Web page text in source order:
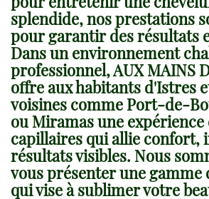
splendide, nos prestations
pour garantir des résultats
Dans un environnement
professionnel, AUX MAINS
offre aux habitants d'Istres
voisines comme Port-de-
ou Miramas une expérience
capillaires qui allie confort,
résultats visibles. Nous
vous présenter une gamme
qui vise à sublimer votre